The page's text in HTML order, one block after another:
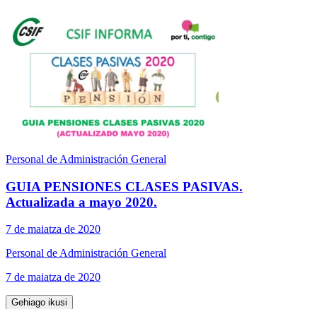
Personal de Administración General
GUIA PENSIONES CLASES PASIVAS.
Actualizada a mayo 2020.
7 de maiatza de 2020
Personal de Administración General
7 de maiatza de 2020
Gehiago ikusi